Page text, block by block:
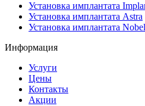
Установка имплантата
Установка имплантата Astra
Установка имплантата Nobel
Информация
Услуги
Цены
Контакты
Акции